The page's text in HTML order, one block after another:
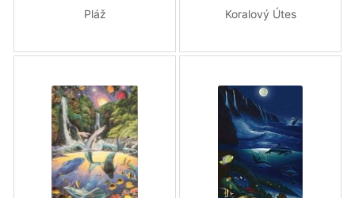
Pláž Koralový Útes